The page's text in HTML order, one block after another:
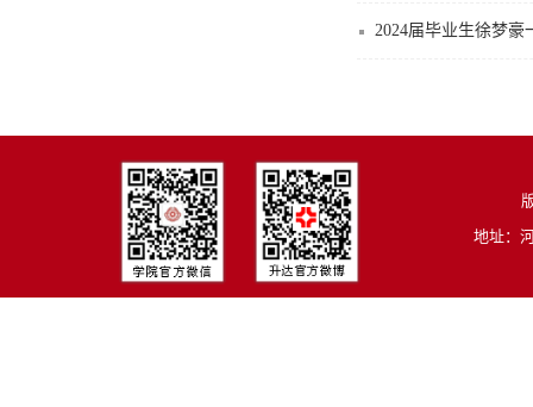
2024届毕业生徐梦
地址：